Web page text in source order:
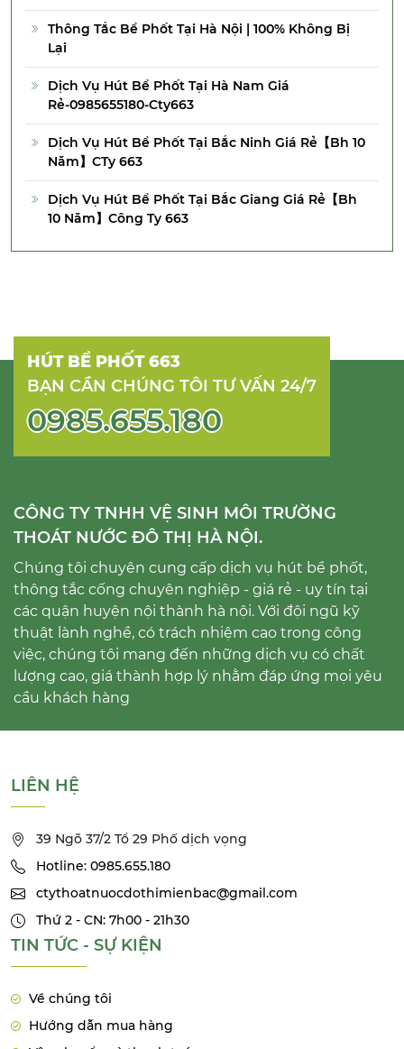
Thông Tắc Bể Phốt Tại Hà Nội | 100% Không Bị
Lại
Dịch Vụ Hút Bể Phốt Tại Hà Nam Giá
Rẻ-0985655180-Cty663
Dịch Vụ Hút Bể Phốt Tại Bắc Ninh Giá Rẻ【Bh 10
Năm】CTy 663
Dịch Vụ Hút Bể Phốt Tại Bắc Giang Giá Rẻ【Bh
10 Năm】Công Ty 663
HÚT BỂ PHỐT 663
BẠN CẦN CHÚNG TÔI TƯ VẤN 24/7
0985.655.180
CÔNG TY TNHH VỆ SINH MÔI TRƯỜNG
THOÁT NƯỚC ĐÔ THỊ HÀ NỘI.
Chúng tôi chuyên cung cấp dịch vụ hút bể phốt,
thông tắc cống chuyên nghiệp - giá rẻ - uy tín tại
các quận huyện nội thành hà nội. Với đội ngũ kỹ
thuật lành nghề, có trách nhiệm cao trong công
việc, chúng tôi mang đến những dịch vụ có chất
lượng cao, giá thành hợp lý nhằm đáp ứng mọi yêu
cầu khách hàng
LIÊN HỆ
39 Ngõ 37/2 Tổ 29 Phố dịch vọng
Hotline: 0985.655.180
ctythoatnuocdothimienbac@gmail.com
Thứ 2 - CN: 7h00 - 21h30
TIN TỨC - SỰ KIỆN
Về chúng tôi
Hướng dẫn mua hàng